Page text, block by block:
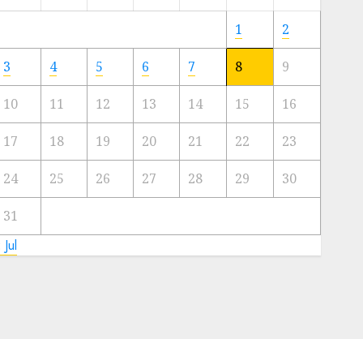
Artis
Kota
23/11/2024
0
1 2
3 4 5 6 7 8 9
10 11 12 13 14 15 16
17 18 19 20 21 22 23
24 25 26 27 28 29 30
31